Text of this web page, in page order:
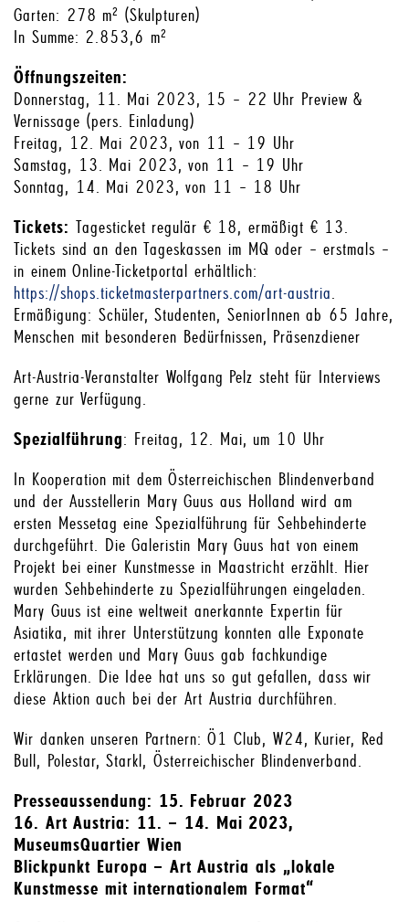
Garten: 278 m² (Skulpturen)
In Summe: 2.853,6 m²
Öffnungszeiten:
Donnerstag, 11. Mai 2023, 15 – 22 Uhr Preview &
Vernissage (pers. Einladung)
Freitag, 12. Mai 2023, von 11 – 19 Uhr
Samstag, 13. Mai 2023, von 11 – 19 Uhr
Sonntag, 14. Mai 2023, von 11 – 18 Uhr
Tickets:
Tagesticket regulär € 18, ermäßigt € 13.
Tickets sind an den Tageskassen im MQ oder – erstmals –
in einem Online-Ticketportal erhältlich:
https://shops.ticketmasterpartners.com/art-austria.
Ermäßigung: Schüler, Studenten, SeniorInnen ab 65 Jahre,
Menschen mit besonderen Bedürfnissen, Präsenzdiener
Art-Austria-Veranstalter Wolfgang Pelz steht für Interviews
gerne zur Verfügung.
Spezialführung: Freitag, 12. Mai, um 10 Uhr
In Kooperation mit dem Österreichischen Blindenverband
und der Ausstellerin Mary Guus aus Holland wird am
ersten Messetag eine Spezialführung für Sehbehinderte
durchgeführt. Die Galeristin Mary Guus hat von einem
Projekt bei einer Kunstmesse in Maastricht erzählt. Hier
wurden Sehbehinderte zu Spezialführungen eingeladen.
Mary Guus ist eine weltweit anerkannte Expertin für
Asiatika, mit ihrer Unterstützung konnten alle Exponate
ertastet werden und Mary Guus gab fachkundige
Erklärungen. Die Idee hat uns so gut gefallen, dass wir
diese Aktion auch bei der Art Austria durchführen.
Wir danken unseren Partnern: Ö1 Club, W24, Kurier, Red
Bull, Polestar, Starkl, Österreichischer Blindenverband.
Presseaussendung: 15. Februar 2023
16. Art Austria: 11. – 14. Mai 2023,
MuseumsQuartier Wien
Blickpunkt Europa – Art Austria als „lokale
Kunstmesse mit internationalem Format“